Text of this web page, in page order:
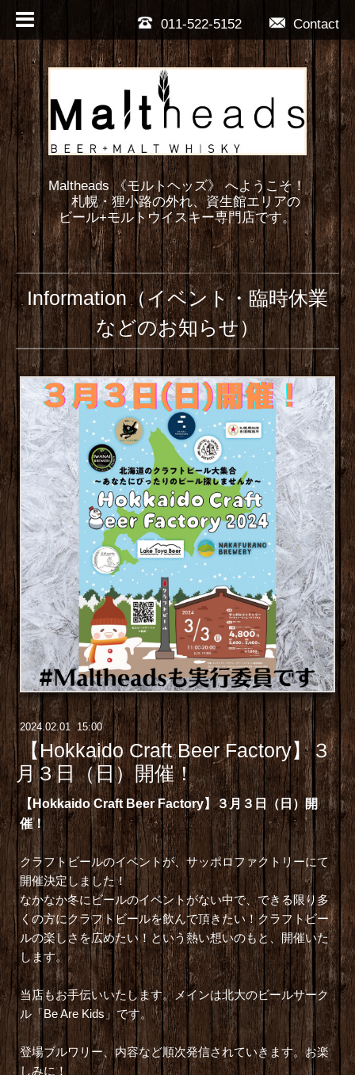
Contact
011-522-5152
Maltheads 《モルトヘッズ》 へようこそ！
札幌・狸小路の外れ、資生館エリアの
ビール+モルトウイスキー専門店です。
Information（イベント・臨時休業
などのお知らせ）
2024.02.01 15:00
【Hokkaido Craft Beer Factory】３
月３日（日）開催！
【Hokkaido Craft Beer Factory】３月３日（日）開
催！
クラフトビールのイベントが、サッポロファクトリーにて
開催決定しました！
なかなか冬にビールのイベントがない中で、できる限り多
くの方にクラフトビールを飲んで頂きたい！クラフトビー
ルの楽しさを広めたい！という熱い想いのもと、開催いた
します。
当店もお手伝いいたします。メインは北大のビールサーク
ル「Be Are Kids」です。
登場ブルワリー、内容など順次発信されていきます。お楽
しみに！